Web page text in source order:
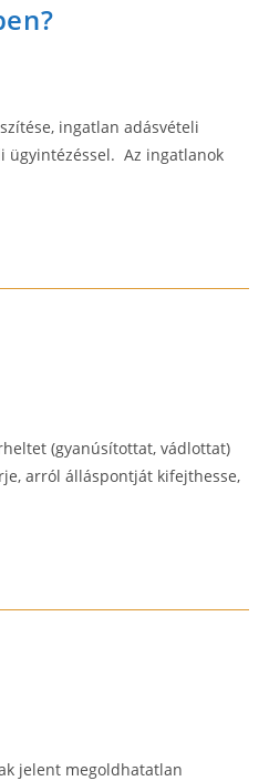
ingatlan adásvételi
ügyintézéssel. Az ingatlanok
(gyanúsítottat, vádlottat)
arról álláspontját kifejthesse,
jelent megoldhatatlan